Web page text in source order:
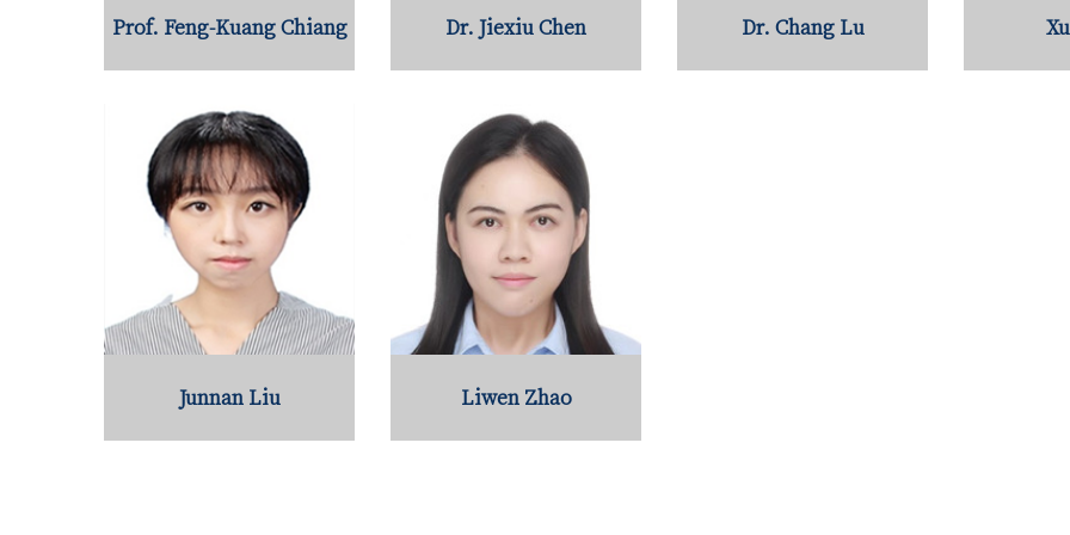
Prof. Feng-Kuang Chiang Dr. Jiexiu Chen Dr. Chang Lu
Junnan Liu Liwen Zhao